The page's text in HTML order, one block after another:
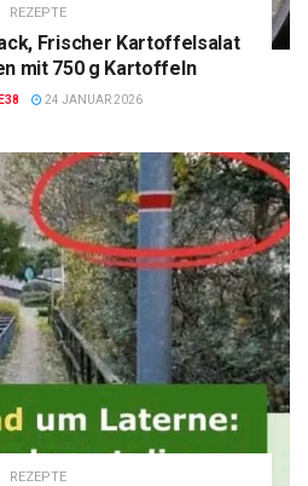
REZEPTE
Frischer Kartoffelsalat
mit 750 g Kartoffeln
24 JANUAR 2026
REZEPTE